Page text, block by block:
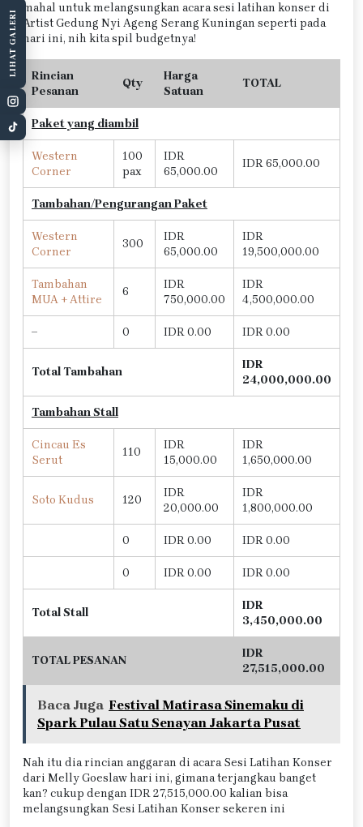
mahal untuk melangsungkan acara sesi latihan konser di
Artist Gedung Nyi Ageng Serang Kuningan seperti pada
hari ini, nih kita spil budgetnya!
Rincian
Pesanan
Qty
Harga
Satuan
TOTAL
Paket yang diambil
Western
Corner
100
pax
IDR
65,000.00
IDR 65,000.00
Tambahan/Pengurangan Paket
Western
Corner
300
IDR
65,000.00
IDR
19,500,000.00
Tambahan
MUA + Attire
6
IDR
750,000.00
IDR
4,500,000.00
– 0 IDR 0.00 IDR 0.00
Total Tambahan
IDR
24,000,000.00
Tambahan Stall
Cincau Es
Serut
110
IDR
15,000.00
IDR
1,650,000.00
Soto Kudus 120
IDR
20,000.00
IDR
1,800,000.00
0 IDR 0.00 IDR 0.00
0 IDR 0.00 IDR 0.00
Total Stall
IDR
3,450,000.00
TOTAL PESANAN
IDR
27,515,000.00
Baca Juga Festival Matirasa Sinemaku di
Spark Pulau Satu Senayan Jakarta Pusat
Nah itu dia rincian anggaran di acara Sesi Latihan Konser
dari Melly Goeslaw hari ini, gimana terjangkau banget
kan? cukup dengan IDR 27,515,000.00 kalian bisa
melangsungkan Sesi Latihan Konser sekeren ini
LIHAT GALERI